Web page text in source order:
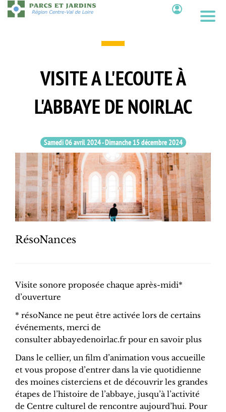
Aller
au
VISITE A L'ECOUTE À
L'ABBAYE DE NOIRLAC
Samedi 06 avril 2024-Dimanche 15 décembre 2024
RésoNances
Visite sonore proposée chaque après-midi*
d’ouverture
* résoNance ne peut être activée lors de certains
événements, merci de
consulter abbayedenoirlac.fr pour en savoir plus
Dans le cellier, un film d’animation vous accueille
et vous propose d’entrer dans la vie quotidienne
des moines cisterciens et de découvrir les grandes
étapes de l’histoire de l’abbaye, jusqu’à l’activité
de Centre culturel de rencontre aujourd’hui. Pour